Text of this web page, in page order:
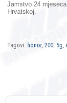
Jamstvo 24 mjeseca
Hrvatskoj.
Tagovi: honor, 200, 5g,